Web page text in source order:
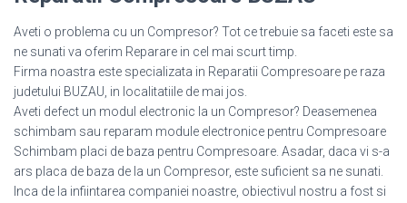
Aveti o problema cu un Compresor? Tot ce trebuie sa faceti este sa
ne sunati va oferim Reparare in cel mai scurt timp.
Firma noastra este specializata in Reparatii Compresoare pe raza
judetului BUZAU, in localitatiile de mai jos.
Aveti defect un modul electronic la un Compresor? Deasemenea
schimbam sau reparam module electronice pentru Compresoare
Schimbam placi de baza pentru Compresoare. Asadar, daca vi s-a
ars placa de baza de la un Compresor, este suficient sa ne sunati.
Inca de la infiintarea companiei noastre, obiectivul nostru a fost si